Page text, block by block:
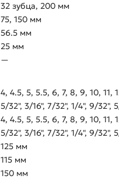
32 зубца, 200 мм
75, 150 мм
56.5 мм
25 мм
—
4, 4.5, 5, 5.5, 6, 7, 8, 9, 10, 11,
5/32", 3/16", 7/32", 1/4", 9/32",
4, 4.5, 5, 5.5, 6, 7, 8, 9, 10, 11,
5/32", 3/16", 7/32", 1/4", 9/32",
125 мм
115 мм
150 мм